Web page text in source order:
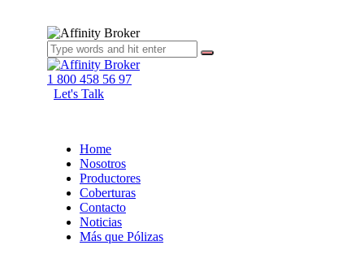
1 800 458 56 97
Let's Talk
Home
Nosotros
Productores
Coberturas
Contacto
Noticias
Más que Pólizas